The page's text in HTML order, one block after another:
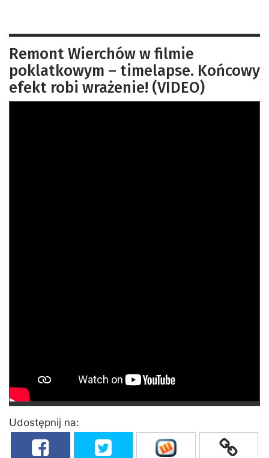
Remont Wierchów w filmie
poklatkowym – timelapse. Końcowy
efekt robi wrażenie! (VIDEO)
Udostępnij na: